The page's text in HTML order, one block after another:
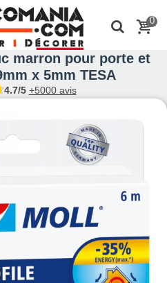
0
marron pour porte et
x 5mm TESA
4.7/5 +5000 avis